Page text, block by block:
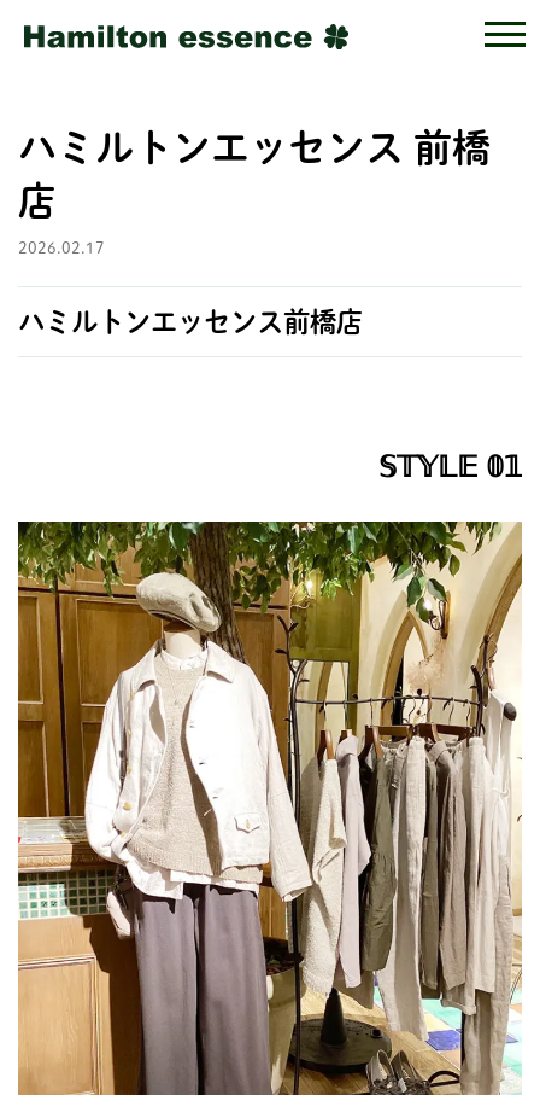
ハミルトンエッセンス 前橋
店
2026.02.17
ハミルトンエッセンス前橋店
𝕊𝕋𝕐𝕃𝔼 𝟘𝟙